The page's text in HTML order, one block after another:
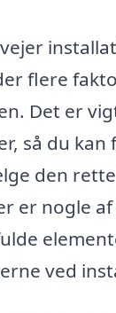
flere
Det er
så du kan
den
er nogle
ved